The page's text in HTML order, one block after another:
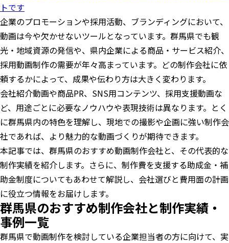
トです
企業のプロモーションや採用活動、ブランディングにおいて、
動画は今や欠かせないツールとなっています。群馬県でも観
光・地域資源の発信や、県内企業による商品・サービス紹介、
採用動画制作の需要が年々高まっています。どの制作会社に依
頼するかによって、成果や伝わり方は大きく変わります。
会社紹介動画や商品PR、SNS用コンテンツ、採用支援動画な
ど、用途ごとに必要なノウハウや表現技術は異なります。とく
に群馬県内の特色を理解し、現地での撮影や企画に強い制作会
社であれば、より魅力的な動画づくりが期待できます。
本記事では、群馬県のおすすめ動画制作会社と、その代表的な
制作実績を紹介します。さらに、制作費を支援する助成金・補
助金制度についてもあわせて解説し、会社選びと費用面の計画
に役立つ情報をお届けします。
群馬県のおすすめ制作会社と制作実績・
事例一覧
群馬県で動画制作を検討している企業担当者の方に向けて、実